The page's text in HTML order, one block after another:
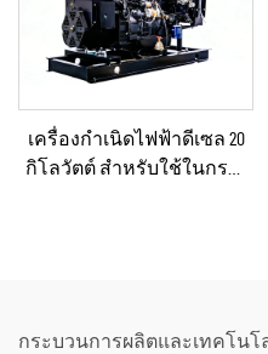
เครื่องกำเนิดไฟฟ้าดีเซล 20
กิโลวัตต์ สำหรับใช้ในกรณี
กระบวนการผลิตและเทคโนโ